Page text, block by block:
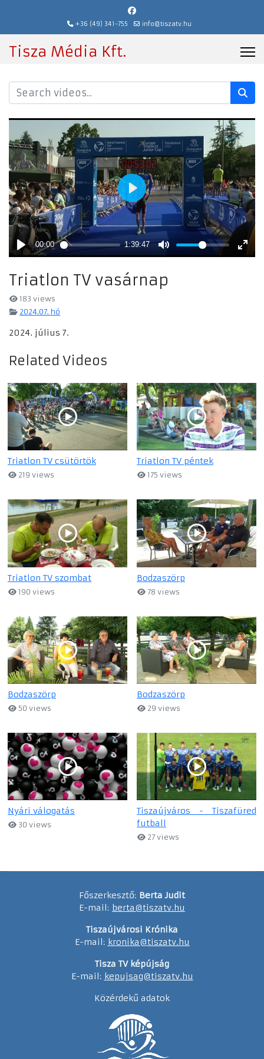
+36 (49) 341-755 info@tiszatv.hu
Tisza Média Kft.
Triatlon TV vasárnap
183 views
2024.07. hó
2024. július 7.
Related Videos
Triatlon TV csütörtök
219 views
Triatlon TV péntek
175 views
Triatlon TV szombat
190 views
Bodzaszörp
78 views
Bodzaszörp
50 views
Bodzaszörp
29 views
Nyári válogatás
30 views
Tiszaújváros - Tiszafüred
futball
27 views
Főszerkesztő: Berta Judit
E-mail: berta@tiszatv.hu
Tiszaújvárosi Krónika
E-mail: kronika@tiszatv.hu
Tisza TV képújság
E-mail: kepujsag@tiszatv.hu
Közérdekű adatok